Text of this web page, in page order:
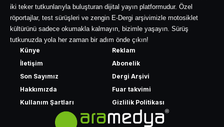
iki teker tutkunlarıyla buluşturan dijital yayın platformudur. Özel
röportajlar, test sürüşleri ve zengin E-Dergi arşivimizle motosiklet
kültürünü sadece okumakla kalmayın, bizimle yaşayın. Sürüş
tutkunuzda yola her zaman bir adım önde çıkın!
Künye
İletişim
Son Sayımız
Hakkımızda
Kullanım Şartları
Reklam
Abonelik
Dergi Arşivi
Fuar takvimi
Gizlilik Politikası